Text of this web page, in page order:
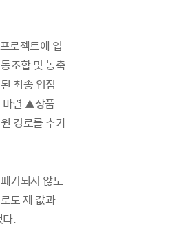
로젝트에 입
조합 및 농축
최종 입점
마련 ▲상품
경로를 추가
기되지 않도
도 제 값과
다.